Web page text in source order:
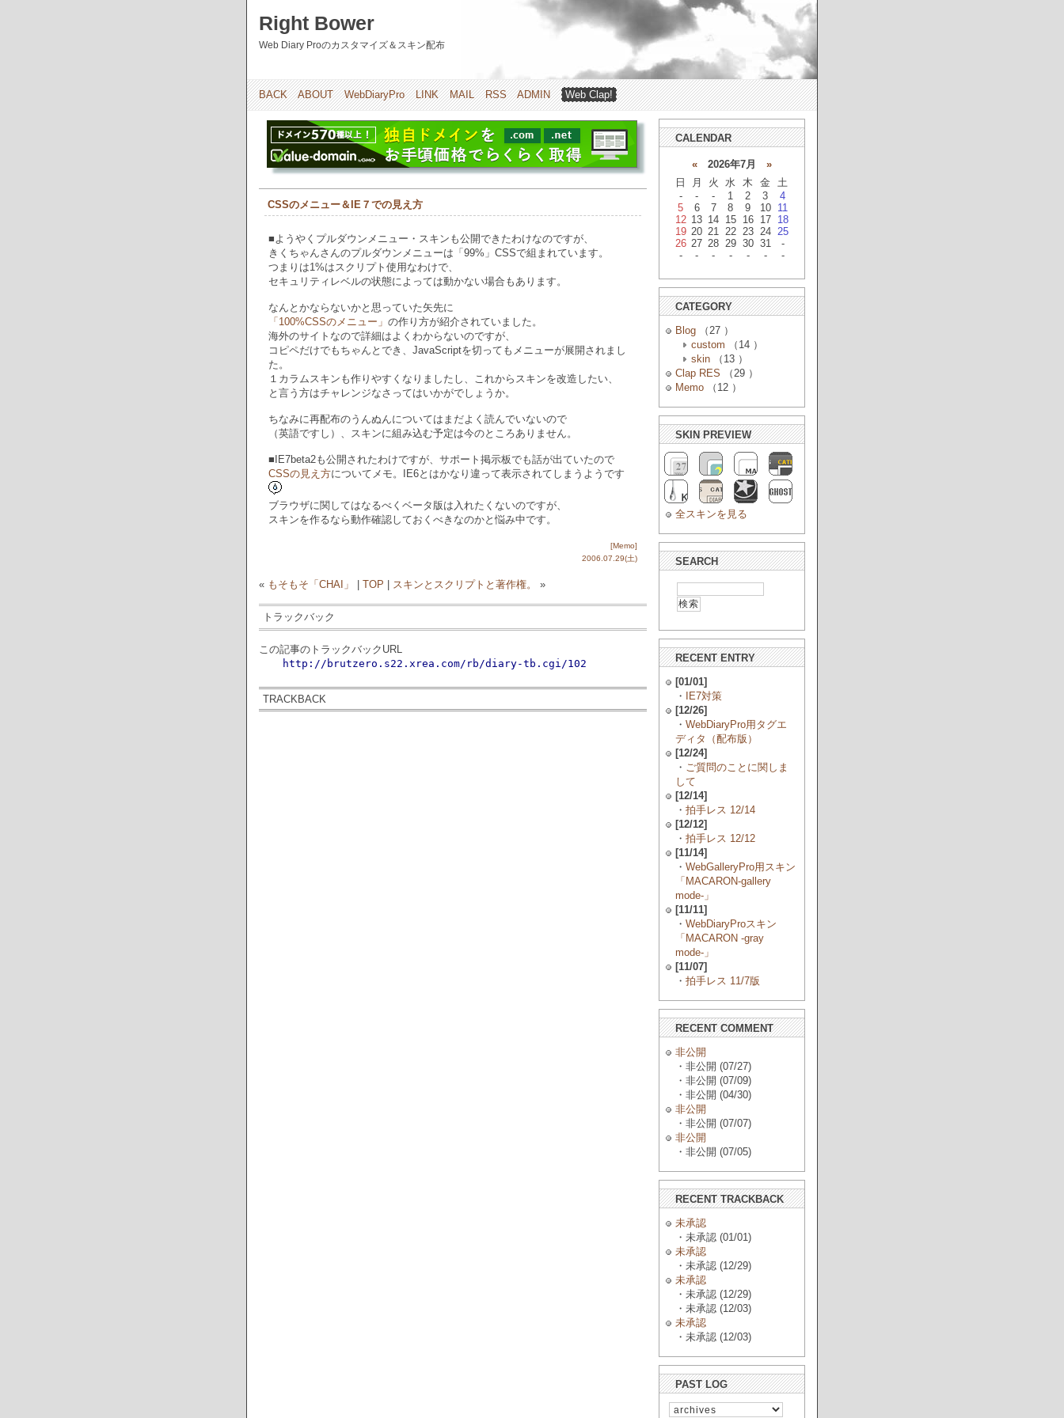
Right Bower
Web Diary Proのカスタマイズ＆スキン配布
BACK ABOUT WebDiaryPro LINK MAIL RSS ADMIN Web Clap!
CSSのメニュー＆IE７での見え方
■ようやくプルダウンメニュー・スキンも公開できたわけなのですが、
きくちゃんさんのプルダウンメニューは「99%」CSSで組まれています。
つまりは1%はスクリプト使用なわけで、
セキュリティレベルの状態によっては動かない場合もあります。
なんとかならないかと思っていた矢先に
「100%CSSのメニュー」 の作り方が紹介されていました。
海外のサイトなので詳細はよくわからないのですが、
コピペだけでもちゃんとでき、JavaScriptを切ってもメニューが展開されまし
た。
１カラムスキンも作りやすくなりましたし、これからスキンを改造したい、
と言う方はチャレンジなさってはいかがでしょうか。
ちなみに再配布のうんぬんについてはまだよく読んでいないので
（英語ですし）、スキンに組み込む予定は今のところありません。
■IE7beta2も公開されたわけですが、サポート掲示板でも話が出ていたので
CSSの見え方についてメモ。IE6とはかなり違って表示されてしまうようです
ブラウザに関してはなるべくベータ版は入れたくないのですが、
スキンを作るなら動作確認しておくべきなのかと悩み中です。
[Memo]
2006.07.29(土)
« もそもそ「CHAI」 TOP スキンとスクリプトと著作権。 »
トラックバック
この記事のトラックバックURL
http://brutzero.s22.xrea.com/rb/diary-tb.cgi/102
TRACKBACK
CALENDAR
« 2026年7月 »
日
月 火 水 木 金
土
-
- - 1 2 3
4
5
6 7 8 9 10
11
12 13 14 15 16 17
18
19 20 21 22 23 24 25
26 27 28 29 30 31
-
-
- - - - - -
CATEGORY
Blog （27 ）
custom （14 ）
skin （13 ）
Clap RES （29 ）
Memo （12 ）
SKIN PREVIEW
全スキンを見る
SEARCH
RECENT ENTRY
[01/01]
・ IE7対策
[12/26]
・ WebDiaryPro用タグエ
ディタ（配布版）
[12/24]
・ ご質問のことに関しま
して
[12/14]
・ 拍手レス 12/14
[12/12]
・ 拍手レス 12/12
[11/14]
・ WebGalleryPro用スキン
「MACARON-gallery
mode-」
[11/11]
・ WebDiaryProスキン
「MACARON -gray
mode-」
[11/07]
・ 拍手レス 11/7版
RECENT COMMENT
非公開
・非公開 (07/27)
・非公開 (07/09)
・非公開 (04/30)
非公開
・非公開 (07/07)
非公開
・非公開 (07/05)
RECENT TRACKBACK
未承認
・未承認 (01/01)
未承認
・未承認 (12/29)
未承認
・未承認 (12/29)
・未承認 (12/03)
未承認
・未承認 (12/03)
PAST LOG